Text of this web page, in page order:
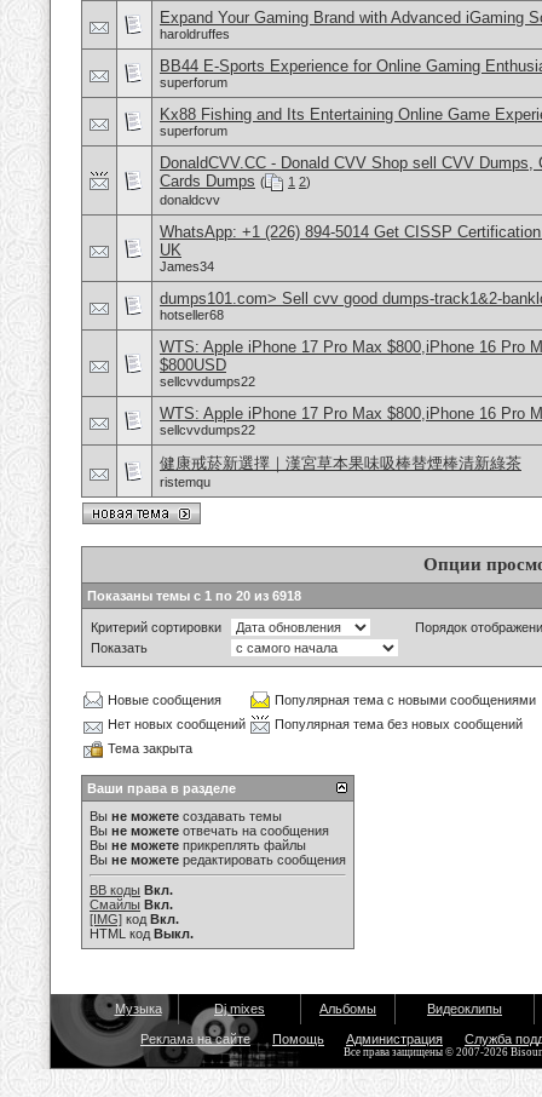
Expand Your Gaming Brand with Advanced iGaming
haroldruffes
BB44 E-Sports Experience for Online Gaming
superforum
Kx88 Fishing and Its Entertaining Online Game
superforum
DonaldCVV.CC - Donald CVV Shop sell CVV Dumps,
Cards Dumps ( 1 2)
donaldcvv
WhatsApp: +1 (226) 894-5014​ Get CISSP
UK
James34
dumps101.com> Sell cvv good dumps-track1&2-
hotseller68
WTS: Apple iPhone 17 Pro Max $800,iPhone 16 Pro
$800USD
sellcvvdumps22
WTS: Apple iPhone 17 Pro Max $800,iPhone 16 Pro
sellcvvdumps22
健康戒菸新選擇｜漢宮草本果味吸棒替煙棒清新綠茶
ristemqu
Опции
Показаны темы с 1 по 20 из 6918
Критерий сортировки
Порядок
Показать
Новые сообщения
Популярная тема с новыми сообщениями
Нет новых сообщений
Популярная тема без новых сообщений
Тема закрыта
Ваши права в разделе
Вы не можете создавать темы
Вы не можете отвечать на сообщения
Вы не можете прикреплять файлы
Вы не можете редактировать сообщения
BB коды Вкл.
Смайлы Вкл.
[IMG] код Вкл.
HTML код Выкл.
Музыка Dj mixes Альбомы Видеоклипы
Реклама на сайте Помощь Администрация Служба
Все права защищены © 2007-2026